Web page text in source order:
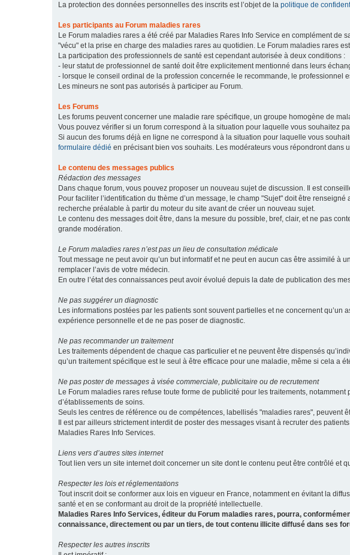
La protection des données personnelles des inscrits est l’objet de la politique de
Les participants au Forum maladies rares
Le Forum maladies rares a été créé par Maladies Rares Info Service en complément de
"vécu" et la prise en charge des maladies rares au quotidien. Le Forum maladies rares
La participation des professionnels de santé est cependant autorisée à deux conditions :
- leur statut de professionnel de santé doit être explicitement mentionné dans leurs
- lorsque le conseil ordinal de la profession concernée le recommande, le professionnel
Les mineurs ne sont pas autorisés à participer au Forum.
Les Forums
Les forums peuvent concerner une maladie rare spécifique, un groupe homogène de
Vous pouvez vérifier si un forum correspond à la situation pour laquelle vous souhaitez
Si aucun des forums déjà en ligne ne correspond à la situation pour laquelle vous
formulaire dédié en précisant bien vos souhaits. Les modérateurs vous répondront dans
Le contenu des messages publics
Rédaction des messages
Dans chaque forum, vous pouvez proposer un nouveau sujet de discussion. Il est
Pour faciliter l’identification du thème d’un message, le champ "Sujet" doit être
recherche préalable à partir du moteur du site avant de créer un nouveau sujet.
Le contenu des messages doit être, dans la mesure du possible, bref, clair, et ne pas
grande modération.
Le Forum maladies rares n’est pas un lieu de consultation médicale
Tout message ne peut avoir qu’un but informatif et ne peut en aucun cas être assimilé à
remplacer l’avis de votre médecin.
En outre l’état des connaissances peut avoir évolué depuis la date de publication des
Ne pas suggérer un diagnostic
Les informations postées par les patients sont souvent partielles et ne concernent
expérience personnelle et de ne pas poser de diagnostic.
Ne pas recommander un traitement
Les traitements dépendent de chaque cas particulier et ne peuvent être dispensés
qu’un traitement spécifique est le seul à être efficace pour une maladie, même si cela a
Ne pas poster de messages à visée commerciale, publicitaire ou de recrutement
Le Forum maladies rares refuse toute forme de publicité pour les traitements,
d’établissements de soins.
Seuls les centres de référence ou de compétences, labellisés "maladies rares", peuvent
Il est par ailleurs strictement interdit de poster des messages visant à recruter des
Maladies Rares Info Services.
Liens vers d’autres sites internet
Tout lien vers un site internet doit concerner un site dont le contenu peut être contrôlé et
Respecter les lois et réglementations
Tout inscrit doit se conformer aux lois en vigueur en France, notamment en évitant la
santé et en se conformant au droit de la propriété intellectuelle.
Maladies Rares Info Services, éditeur du Forum maladies rares, pourra,
connaissance, directement ou par un tiers, de tout contenu illicite diffusé dans ses
Respecter les autres inscrits